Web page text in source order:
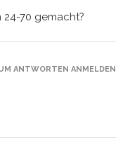
70 gemacht?
ANTWORTEN ANMELDEN